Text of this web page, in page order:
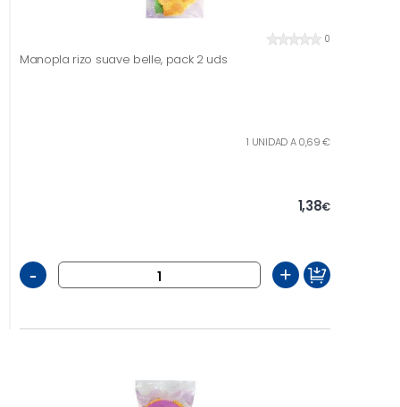
0
Manopla rizo suave belle, pack 2 uds
1 UNIDAD A 0,69 €
1,38€
- +